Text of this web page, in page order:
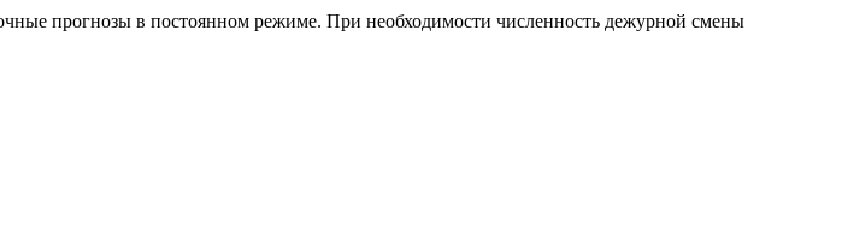
прогнозы в постоянном режиме. При необходимости численность дежурной смены